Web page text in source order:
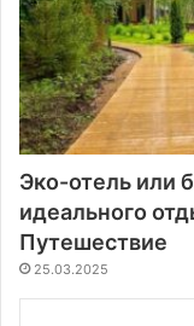
Эко-отель или
идеального
Путешествие
25.03.2025